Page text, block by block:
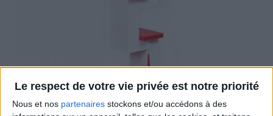
Le respect de votre vie privée est notre priorité
Nous et nos partenaires stockons et/ou accédons à des